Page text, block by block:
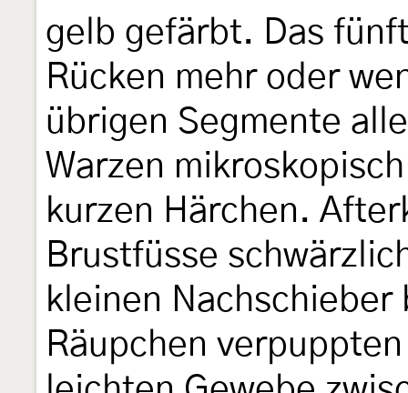
gelb gefärbt. Das
Rücken mehr oder
übrigen Segmente
Warzen
kurzen Härchen.
Brustfüsse
kleinen
Räupchen